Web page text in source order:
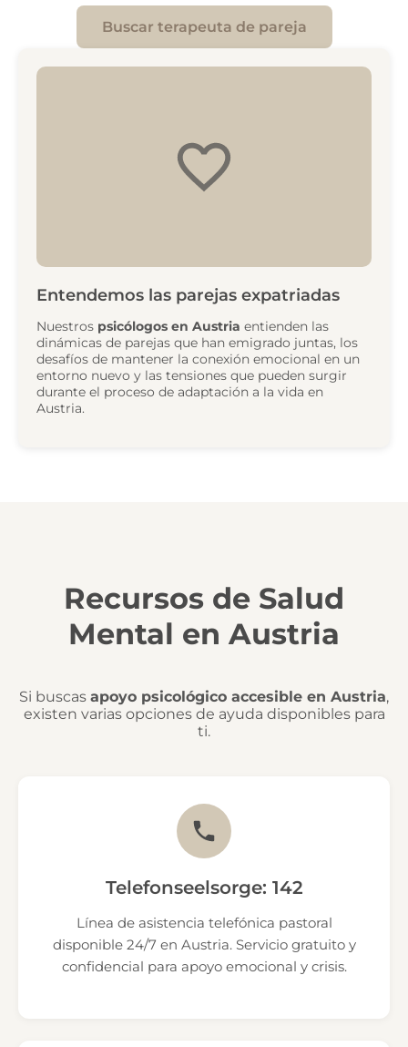
Buscar terapeuta de pareja
Entendemos las parejas expatriadas
Nuestros psicólogos en Austria entienden las
dinámicas de parejas que han emigrado juntas, los
desafíos de mantener la conexión emocional en un
entorno nuevo y las tensiones que pueden surgir
durante el proceso de adaptación a la vida en
Austria.
Recursos de Salud
Mental en Austria
Si buscas apoyo psicológico accesible en Austria,
existen varias opciones de ayuda disponibles para
ti.
Telefonseelsorge: 142
Línea de asistencia telefónica pastoral
disponible 24/7 en Austria. Servicio gratuito y
confidencial para apoyo emocional y crisis.